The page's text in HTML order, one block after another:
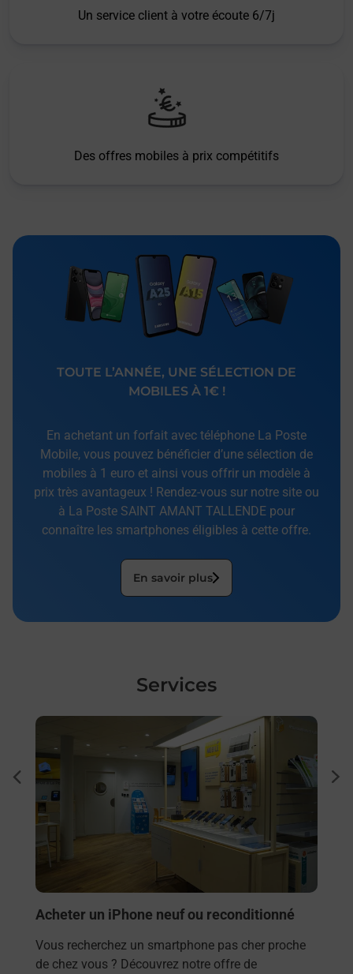
Un service client à votre écoute 6/7j
Des offres mobiles à prix compétitifs
TOUTE L’ANNÉE, UNE SÉLECTION DE
MOBILES À 1€ !
En achetant un forfait avec téléphone La Poste
Mobile, vous pouvez bénéficier d’une sélection de
mobiles à 1 euro et ainsi vous offrir un modèle à
prix très avantageux ! Rendez-vous sur notre site ou
à La Poste SAINT AMANT TALLENDE pour
connaître les smartphones éligibles à cette offre.
En savoir plus
Services
En savoir plus
Acheter un iPhone neuf ou reconditionné
Vous recherchez un smartphone pas cher proche
de chez vous ? Découvrez notre offre de